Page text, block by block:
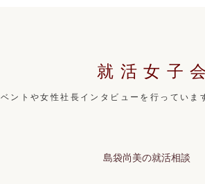
就活女子会
ントや女性社長インタビューを行ってい
島袋尚美の就活相談